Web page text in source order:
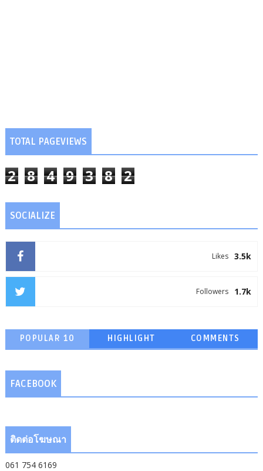
TOTAL PAGEVIEWS
2 8 4 9 3 8 2
SOCIALIZE
3.5k
Likes
1.7k
Followers
POPULAR 10 HIGHLIGHT COMMENTS
FACEBOOK
ติดต่อโฆษณา
061 754 6169